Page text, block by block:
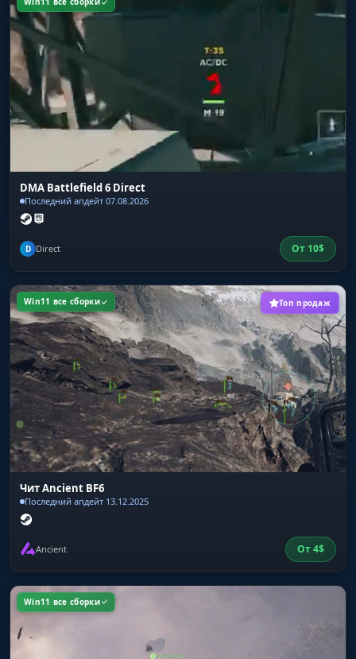
Distance Limit
ограничение дальности отображения ESP для
повышения FPS
Customizable Colors
полная палитра для настройки цветов всех
визуальных функций
DMA Battlefield 6 Direct
Последний апдейт 07.08.2026
D Direct От 10$
Win11 все сборки Топ продаж
Чит Ancient BF6
Последний апдейт 13.12.2025
Ancient От4$
Win11 все сборки